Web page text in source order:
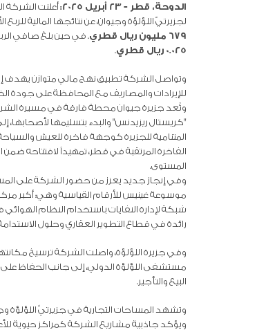
الدوحة، قطر – 23 أبريل 2025:
أعلنت الشركة
لجزيرتيّ اللؤلؤة وجيوان، عن نتائجها المالية للربع الأول من عام 2025، حيث
679 مليون ريال قطري
. في حين بلغ صافي
0.025 ريال قطري
.
وتواصل الشركة تطبيق نهج مالي متوازن يهدف
للإيرادات والمصاريف مع المحافظة على جودة
وتُعد جزيرة جيوان محطة فارقة في مسيرة
"كريستال ريزيدنس" والبدء بتسليمها
المتنامية للجزيرة كوجهة فاخرة للعيش
الفاخرة المرتقبة في قطر، تمهيداً لافتتاحه ضمن
المستوى.
وفي إنجاز جديد يعزز من حضور الشركة على
موسوعة غينيس للأرقام القياسية وهي: أكبر
شبكة لإدارة النفايات باستخدام النظام
رائدة في قطاع التطوير العقاري وحلول
وفي جزيرة اللؤلؤة، واصلت الشركة ترسيخ
مستشفى اللؤلؤة الدولي، إلى جانب الحفاظ
البيع والتأجير.
وتشهد المساحات التجارية في جزيرتيّ اللؤلؤة
ويؤكد جاذبية مشاريع الشركة كمراكز حيوية